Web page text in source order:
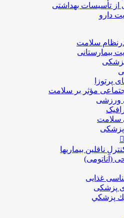
از تأسیسات بهداشتی
سلامت
پزشکی
پرتوزا
مؤثر بر سلامت
ورزشی
سلامت
پزشکی
ناقلین بیماریها
(آناتومی)
غذایی
پزشکی
پزشكي